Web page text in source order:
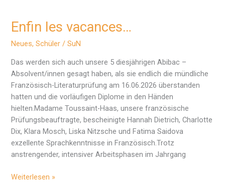
Enfin les vacances…
Neues,Schüler /SuN
Das werden sich auch unsere 5 diesjährigen Abibac –
Absolvent/innen gesagt haben, als sie endlich die mündliche
Französisch-Literaturprüfung am 16.06.2026 überstanden
hatten und die vorläufigen Diplome in den Händen
hielten.Madame Toussaint-Haas, unsere französische
Prüfungsbeauftragte, bescheinigte Hannah Dietrich, Charlotte
Dix, Klara Mosch, Liska Nitzsche und Fatima Saidova
exzellente Sprachkenntnisse in Französisch.Trotz
anstrengender, intensiver Arbeitsphasen im Jahrgang
Enfin
Weiterlesen »